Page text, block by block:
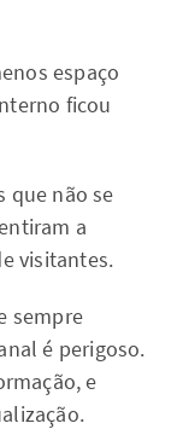
espaço
ficou
que não se
a
visitantes.
sempre
é perigoso.
e